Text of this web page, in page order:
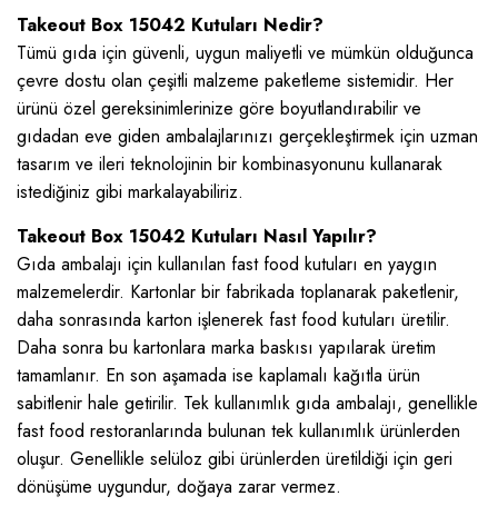
Takeout Box 15042 Kutuları Nedir?
Tümü gıda için güvenli, uygun maliyetli ve mümkün olduğunca
çevre dostu olan çeşitli malzeme paketleme sistemidir. Her
ürünü özel gereksinimlerinize göre boyutlandırabilir ve
gıdadan eve giden ambalajlarınızı gerçekleştirmek için uzman
tasarım ve ileri teknolojinin bir kombinasyonunu kullanarak
istediğiniz gibi markalayabiliriz.
Takeout Box 15042 Kutuları Nasıl Yapılır?
Gıda ambalajı için kullanılan fast food kutuları en yaygın
malzemelerdir. Kartonlar bir fabrikada toplanarak paketlenir,
daha sonrasında karton işlenerek fast food kutuları üretilir.
Daha sonra bu kartonlara marka baskısı yapılarak üretim
tamamlanır. En son aşamada ise kaplamalı kağıtla ürün
sabitlenir hale getirilir. Tek kullanımlık gıda ambalajı, genellikle
fast food restoranlarında bulunan tek kullanımlık ürünlerden
oluşur. Genellikle selüloz gibi ürünlerden üretildiği için geri
dönüşüme uygundur, doğaya zarar vermez.